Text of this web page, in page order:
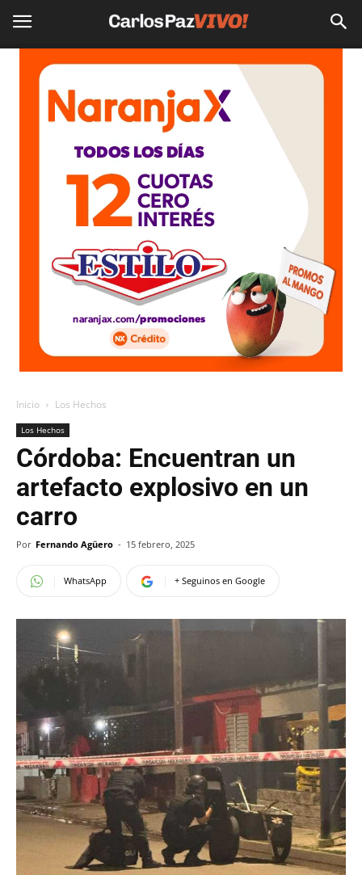
Inicio Los Hechos
Los Hechos
Córdoba: Encuentran un
artefacto explosivo en un
carro
Por Fernando Agüero - 15 febrero, 2025
WhatsApp + Seguinos en Google